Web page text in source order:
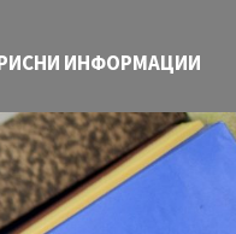
ИНФОРМАЦИИ